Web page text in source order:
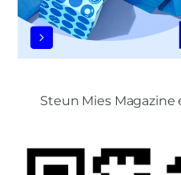
Steun Mies Magazine